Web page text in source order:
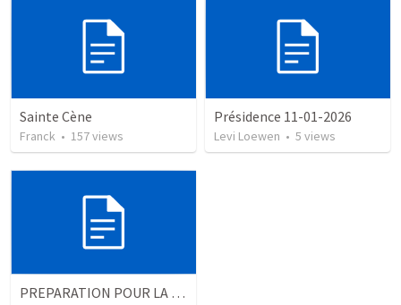
Sainte Cène
Franck • 157views
Présidence 11-01-2026
Levi Loewen • 5 views
PREPARATION POUR LA SAINT CÈNE